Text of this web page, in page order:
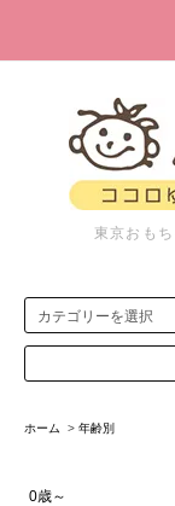
東京おも
ホーム > 年齢別
0歳～